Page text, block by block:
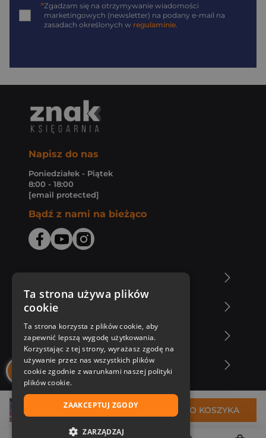
26,99 zł DO KOSZYKA
*Zgadzam się na otrzymywanie wiadomości
marketingowych (newsletter) na podany e-mail na
zasadach określonych w regulaminie.
Napisz do nas
Poniedziałek - Piątek
8:00 - 18:00
[email protected]
Bądź z nami na bieżąco
Zakupy u nas
Nasza oferta
Nasi autorzy
Ta strona używa plików
cookie
Ta strona korzysta z plików cookie, aby
zapewnić lepszą wygodę użytkowania.
Korzystając z tej strony, wyrażasz zgodę na
używanie przez nas wszystkich plików
cookie zgodnie z warunkami naszej polityki
plików cookie.
ZAAKCEPTUJ ZGODY
ZARZĄDZAJ